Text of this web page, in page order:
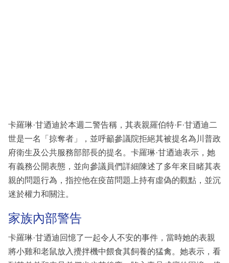
區
卡羅琳·甘迺迪於本週二警告稱，其表親羅伯特·F·甘迺迪二
世是一名「掠奪者」，並呼籲參議院拒絕其被提名為川普政
府衛生及公共服務部部長的提名。卡羅琳·甘迺迪表示，她
有義務公開表態，並向參議員們詳細陳述了多年來目睹其表
親的問題行為，指控他在疫苗問題上持有虛偽的觀點，並沉
迷於權力和關注。
家族內部警告
卡羅琳·甘迺迪回憶了一起令人不安的事件，當時她的表親
將小雞和老鼠放入攪拌機中餵食其飼養的猛禽。她表示，看